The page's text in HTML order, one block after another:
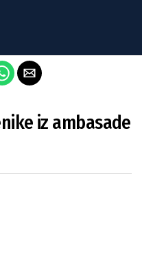
iz ambasade